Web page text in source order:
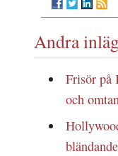
Andra
Frisör på
och